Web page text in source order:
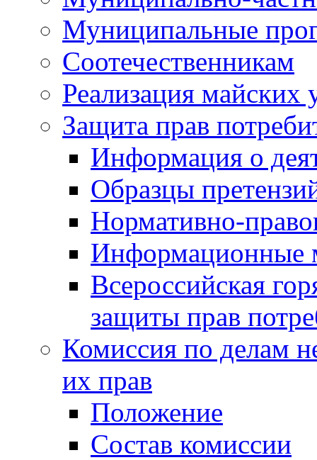
Муниципальные
Соотечественникам
Реализация майских
Защита прав
Информация о
Образцы
Нормативно-
Информационные
Всероссийская
защиты прав
Комиссия по делам
их прав
Положение
Состав комиссии